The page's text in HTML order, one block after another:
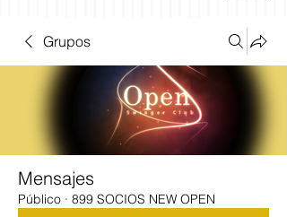
Grupos
Mensajes
Público · 899 SOCIOS NEW OPEN